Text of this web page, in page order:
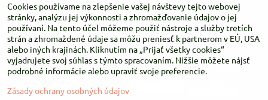
Otváracie hodiny:PO-ŠT 8:00 - 16:00
PIA-NE Zatvorené
Cookies používame na zlepšenie vašej návštevy tejto webovej
stránky, analýzu jej výkonnosti a zhromažďovanie údajov o jej
používaní. Na tento účel môžeme použiť nástroje a služby tretích
strán a zhromaždené údaje sa môžu preniesť k partnerom v EÚ, USA
alebo iných krajinách. Kliknutím na „Prijať všetky cookies“
vyjadrujete svoj súhlas s týmto spracovaním. Nižšie môžete nájsť
podrobné informácie alebo upraviť svoje preferencie.
Zásady ochrany osobných údajov